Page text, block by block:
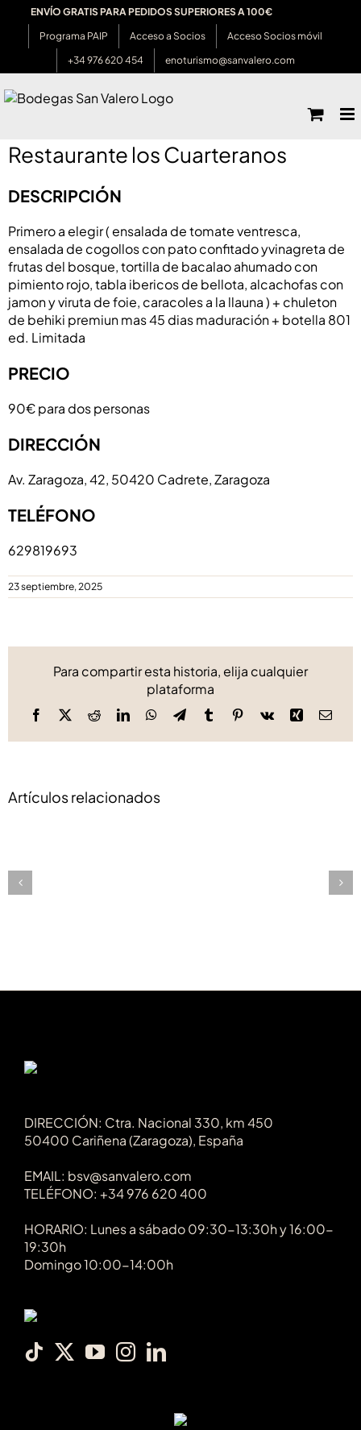
Saltar
contenido
ENVÍO GRATIS PARA PEDIDOS SUPERIORES A 100€
Programa PAIP
Acceso a Socios
Acceso Socios móvil
+34 976 620 454
enoturismo@sanvalero.com
Restaurante los Cuarteranos
DESCRIPCIÓN
Primero a elegir ( ensalada de tomate ventresca,
ensalada de cogollos con pato confitado yvinagreta de
frutas del bosque, tortilla de bacalao ahumado con
pimiento rojo, tabla ibericos de bellota, alcachofas con
jamon y viruta de foie, caracoles a la llauna ) + chuleton
de behiki premiun mas 45 dias maduración + botella 801
ed. Limitada
PRECIO
90€ para dos personas
DIRECCIÓN
Av. Zaragoza, 42, 50420 Cadrete, Zaragoza
TELÉFONO
629819693
23 septiembre, 2025
Para compartir esta historia, elija cualquier
plataforma
Facebook
X RedditLinkedInWhatsApp
TelegramTumblrPinterest
Vk Xing
Artículos relacionados
DIRECCIÓN: Ctra. Nacional 330, km 450
50400 Cariñena (Zaragoza), España
EMAIL: bsv@sanvalero.com
TELÉFONO: +34 976 620 400
HORARIO: Lunes a sábado 09:30-13:30h y 16:00-
19:30h
Domingo 10:00-14:00h